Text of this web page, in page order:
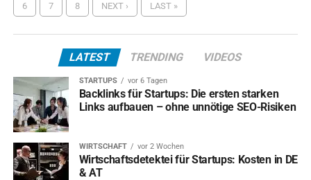
6 7 8 NEXT › LAST »
LATEST TRENDING VIDEOS
STARTUPS vor 6 Tagen
Backlinks für Startups: Die ersten starken
Links aufbauen – ohne unnötige SEO-Risiken
WIRTSCHAFT vor 2 Wochen
Wirtschaftsdetektei für Startups: Kosten in DE
& AT